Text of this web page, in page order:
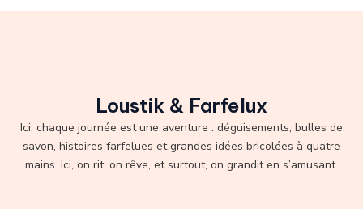
Loustik & Farfelux
Ici, chaque journée est une aventure : déguisements, bulles de
savon, histoires farfelues et grandes idées bricolées à quatre
mains. Ici, on rit, on rêve, et surtout, on grandit en s’amusant.